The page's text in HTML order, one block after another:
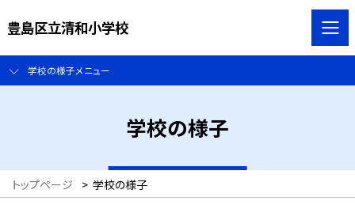
豊島区立清和小学校
学校の様子メニュー
学校の様子
トップページ > 学校の様子